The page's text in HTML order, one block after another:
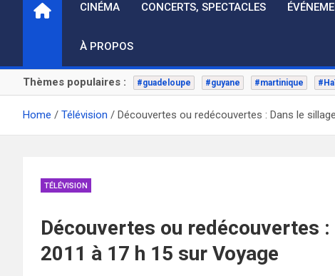
CINÉMA CONCERTS, SPECTACLES
À PROPOS
Thèmes populaires : #guadeloupe #guyane #martinique
Home Télévision Découvertes ou redécouvertes : Dans le
TÉLÉVISION
Découvertes ou redécouvertes
2011 à 17 h 15 sur Voyage